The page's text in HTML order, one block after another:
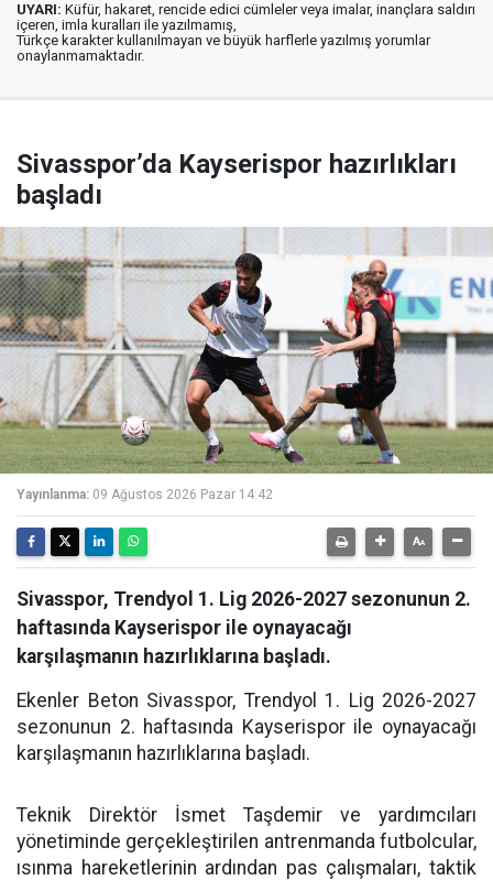
UYARI: Küfür, hakaret, rencide edici cümleler veya imalar, inançlara saldırı
içeren, imla kuralları ile yazılmamış,
Türkçe karakter kullanılmayan ve büyük harflerle yazılmış yorumlar
onaylanmamaktadır.
Sivasspor’da Kayserispor hazırlıkları
başladı
Yayınlanma: 09 Ağustos 2026 Pazar 14:42
Sivasspor, Trendyol 1. Lig 2026-2027 sezonunun 2.
haftasında Kayserispor ile oynayacağı
karşılaşmanın hazırlıklarına başladı.
Ekenler Beton Sivasspor, Trendyol 1. Lig 2026-2027
sezonunun 2. haftasında Kayserispor ile oynayacağı
karşılaşmanın hazırlıklarına başladı.
Teknik Direktör İsmet Taşdemir ve yardımcıları
yönetiminde gerçekleştirilen antrenmanda futbolcular,
ısınma hareketlerinin ardından pas çalışmaları, taktik